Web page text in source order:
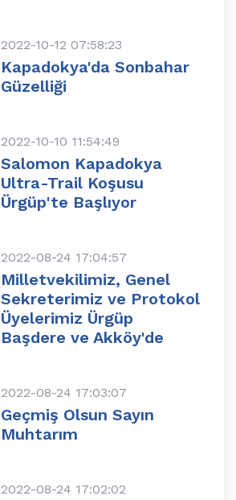
2022-10-12 07:58:23
Kapadokya'da Sonbahar
Güzelliği
2022-10-10 11:54:49
Salomon Kapadokya
Ultra-Trail Koşusu
Ürgüp'te Başlıyor
2022-08-24 17:04:57
Milletvekilimiz, Genel
Sekreterimiz ve Protokol
Üyelerimiz Ürgüp
Başdere ve Akköy'de
2022-08-24 17:03:07
Geçmiş Olsun Sayın
Muhtarım
2022-08-24 17:02:02